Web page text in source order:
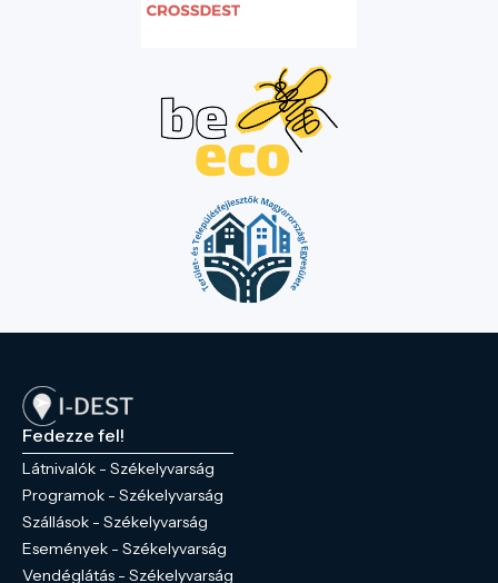
Fedezze fel!
Látnivalók - Székelyvarság
Programok - Székelyvarság
Szállások - Székelyvarság
Események - Székelyvarság
Vendéglátás - Székelyvarság